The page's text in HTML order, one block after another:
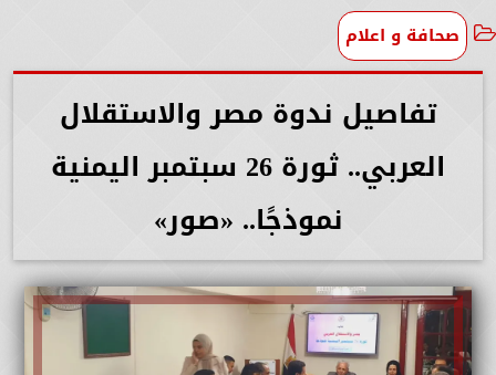
صحافة و اعلام
تفاصيل ندوة مصر والاستقلال
العربي.. ثورة 26 سبتمبر اليمنية
نموذجًا.. «صور»